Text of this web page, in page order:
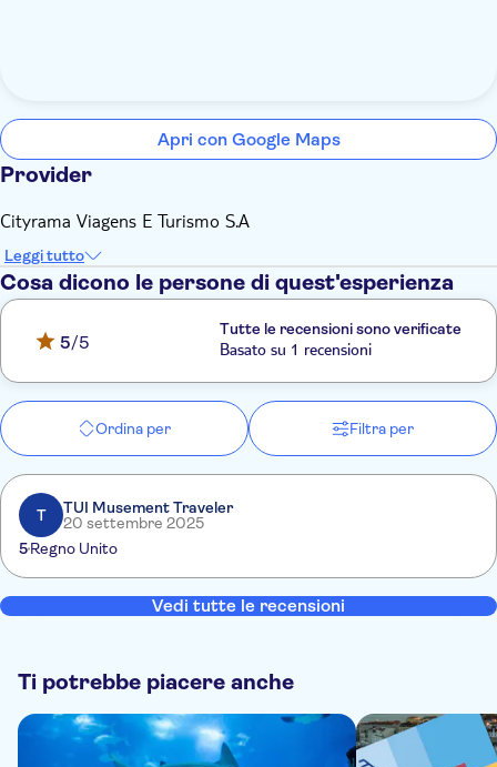
Apri con Google Maps
Provider
Cityrama Viagens E Turismo S.A
Leggi tutto
Cosa dicono le persone di quest'esperienza
5/5
Tutte le recensioni sono verificate
Basato su 1 recensioni
Ordina per Filtra per
T
TUI Musement Traveler
20 settembre 2025
5Regno Unito
Vedi tutte le recensioni
Ti potrebbe piacere anche